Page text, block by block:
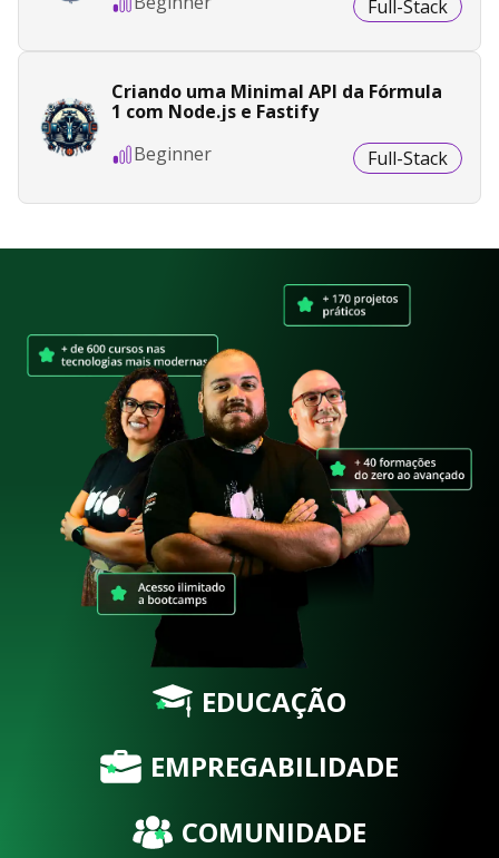
Full-Stack
Criando uma Minimal API da Fórmula
1 com Node.js e Fastify
Beginner
Full-Stack
EDUCAÇÃO
EMPREGABILIDADE
COMUNIDADE